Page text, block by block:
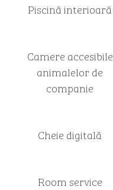
Piscină interioară
Camere accesibile
animalelor de
companie
Cheie digitală
Room service